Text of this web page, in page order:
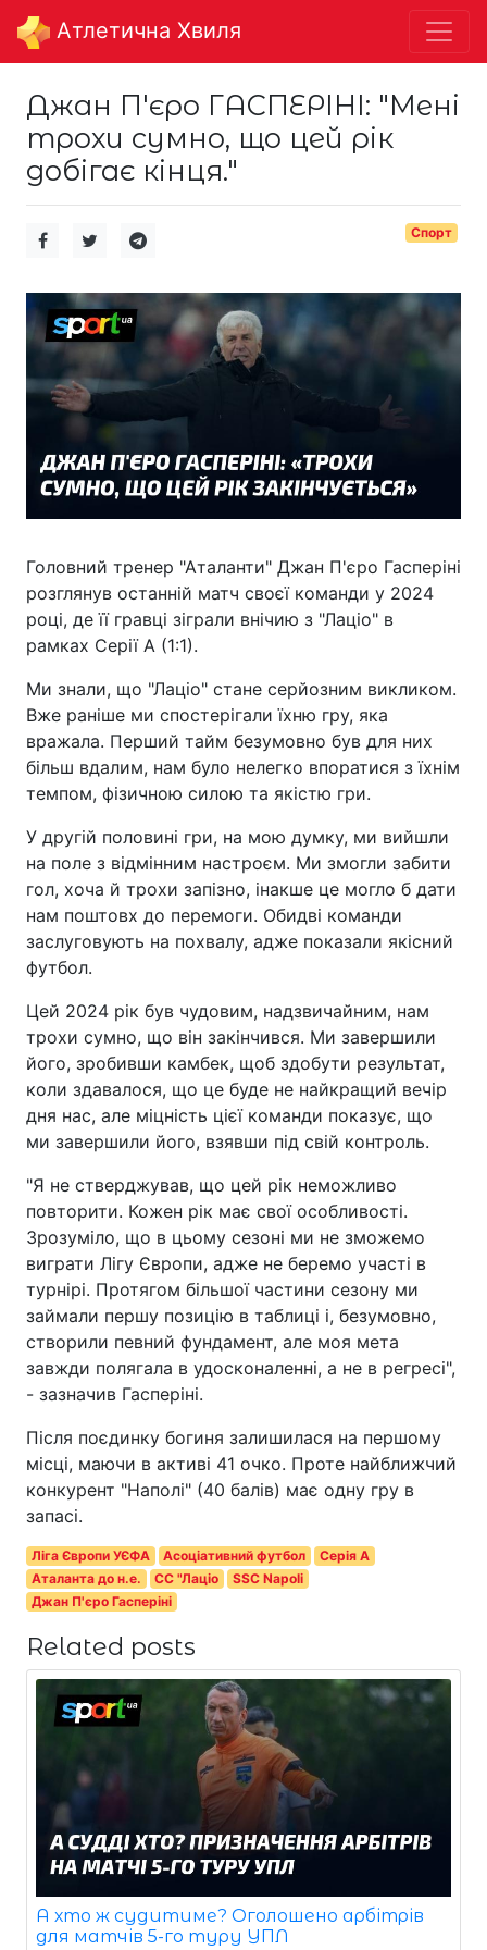
Aтлетична Хвиля
Джан П'єро ГАСПЕРІНІ: "Мені
трохи сумно, що цей рік
добігає кінця."
Спорт
Головний тренер "Аталанти" Джан П'єро Гасперіні
розглянув останній матч своєї команди у 2024
році, де її гравці зіграли внічию з "Лаціо" в
рамках Серії А (1:1).
Ми знали, що "Лаціо" стане серйозним викликом.
Вже раніше ми спостерігали їхню гру, яка
вражала. Перший тайм безумовно був для них
більш вдалим, нам було нелегко впоратися з їхнім
темпом, фізичною силою та якістю гри.
У другій половині гри, на мою думку, ми вийшли
на поле з відмінним настроєм. Ми змогли забити
гол, хоча й трохи запізно, інакше це могло б дати
нам поштовх до перемоги. Обидві команди
заслуговують на похвалу, адже показали якісний
футбол.
Цей 2024 рік був чудовим, надзвичайним, нам
трохи сумно, що він закінчився. Ми завершили
його, зробивши камбек, щоб здобути результат,
коли здавалося, що це буде не найкращий вечір
дня нас, але міцність цієї команди показує, що
ми завершили його, взявши під свій контроль.
"Я не стверджував, що цей рік неможливо
повторити. Кожен рік має свої особливості.
Зрозуміло, що в цьому сезоні ми не зможемо
виграти Лігу Європи, адже не беремо участі в
турнірі. Протягом більшої частини сезону ми
займали першу позицію в таблиці і, безумовно,
створили певний фундамент, але моя мета
завжди полягала в удосконаленні, а не в регресі",
- зазначив Гасперіні.
Після поєдинку богиня залишилася на першому
місці, маючи в активі 41 очко. Проте найближчий
конкурент "Наполі" (40 балів) має одну гру в
запасі.
Ліга Європи УЄФА Асоціативний футбол
Серія A
Аталанта до н.е.
СС "Лаціо
SSC Napoli
Джан П'єро Гасперіні
Related posts
А хто ж судитиме? Оголошено арбітрів
для матчів 5-го туру УПЛ